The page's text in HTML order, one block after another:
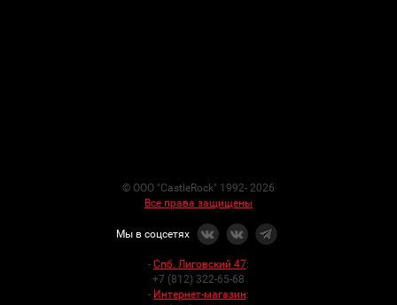
© ООО "CastleRock" 1992- 2026
Все права защищены
Мы в соцсетях
- Спб. Лиговский 47:
+7 (812) 322-65-68
- Интернет-магазин: